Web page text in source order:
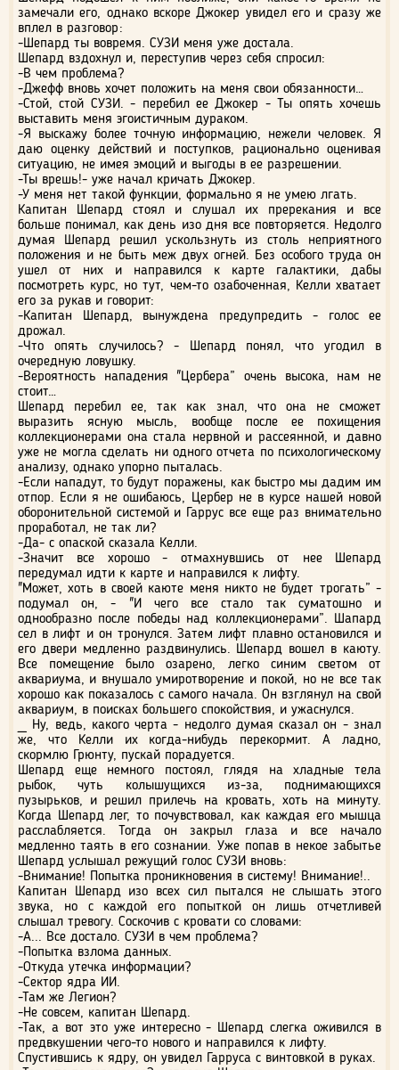
замечали его, однако вскоре Джокер увидел его и сразу же
вплел в разговор:
-Шепард ты вовремя. СУЗИ меня уже достала.
Шепард вздохнул и, переступив через себя спросил:
-В чем проблема?
-Джефф вновь хочет положить на меня свои обязанности…
-Стой, стой СУЗИ. - перебил ее Джокер - Ты опять хочешь
выставить меня эгоистичным дураком.
-Я выскажу более точную информацию, нежели человек. Я
даю оценку действий и поступков, рационально оценивая
ситуацию, не имея эмоций и выгоды в ее разрешении.
-Ты врешь!- уже начал кричать Джокер.
-У меня нет такой функции, формально я не умею лгать.
Капитан Шепард стоял и слушал их пререкания и все
больше понимал, как день изо дня все повторяется. Недолго
думая Шепард решил ускользнуть из столь неприятного
положения и не быть меж двух огней. Без особого труда он
ушел от них и направился к карте галактики, дабы
посмотреть курс, но тут, чем-то озабоченная, Келли хватает
его за рукав и говорит:
-Капитан Шепард, вынуждена предупредить - голос ее
дрожал.
-Что опять случилось? - Шепард понял, что угодил в
очередную ловушку.
-Вероятность нападения "Цербера” очень высока, нам не
стоит…
Шепард перебил ее, так как знал, что она не сможет
выразить ясную мысль, вообще после ее похищения
коллекционерами она стала нервной и рассеянной, и давно
уже не могла сделать ни одного отчета по психологическому
анализу, однако упорно пыталась.
-Если нападут, то будут поражены, как быстро мы дадим им
отпор. Если я не ошибаюсь, Цербер не в курсе нашей новой
оборонительной системой и Гаррус все еще раз внимательно
проработал, не так ли?
-Да- с опаской сказала Келли.
-Значит все хорошо - отмахнувшись от нее Шепард
передумал идти к карте и направился к лифту.
"Может, хоть в своей каюте меня никто не будет трогать” -
подумал он, - "И чего все стало так суматошно и
однообразно после победы над коллекционерами”. Шапард
сел в лифт и он тронулся. Затем лифт плавно остановился и
его двери медленно раздвинулись. Шепард вошел в каюту.
Все помещение было озарено, легко синим светом от
аквариума, и внушало умиротворение и покой, но не все так
хорошо как показалось с самого начала. Он взглянул на свой
аквариум, в поисках большего спокойствия, и ужаснулся.
_ Ну, ведь, какого черта - недолго думая сказал он - знал
же, что Келли их когда-нибудь перекормит. А ладно,
скормлю Грюнту, пускай порадуется.
Шепард еще немного постоял, глядя на хладные тела
рыбок, чуть колышущихся из-за, поднимающихся
пузырьков, и решил прилечь на кровать, хоть на минуту.
Когда Шепард лег, то почувствовал, как каждая его мышца
расслабляется. Тогда он закрыл глаза и все начало
медленно таять в его сознании. Уже попав в некое забытье
Шепард услышал режущий голос СУЗИ вновь:
-Внимание! Попытка проникновения в систему! Внимание!..
Капитан Шепард изо всех сил пытался не слышать этого
звука, но с каждой его попыткой он лишь отчетливей
слышал тревогу. Соскочив с кровати со словами:
-А... Все достало. СУЗИ в чем проблема?
-Попытка взлома данных.
-Откуда утечка информации?
-Сектор ядра ИИ.
-Там же Легион?
-Не совсем, капитан Шепард.
-Так, а вот это уже интересно - Шепард слегка оживился в
предвкушении чего-то нового и направился к лифту.
Спустившись к ядру, он увидел Гарруса с винтовкой в руках.